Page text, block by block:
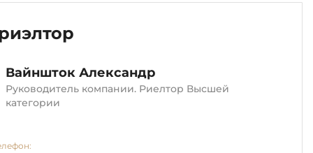
Вайншток Александр
Руководитель компании. Риелтор Высшей
категории